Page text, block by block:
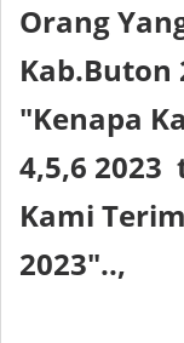
Orang
Kab.Buton
"Kenapa
4,5,6 2023
Kami
2023"..,